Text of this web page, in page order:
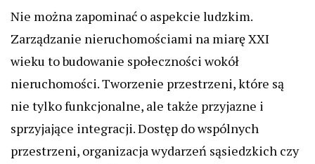
Nie można zapominać o aspekcie ludzkim.
Zarządzanie nieruchomościami na miarę XXI
wieku to budowanie społeczności wokół
nieruchomości. Tworzenie przestrzeni, które są
nie tylko funkcjonalne, ale także przyjazne i
sprzyjające integracji. Dostęp do wspólnych
przestrzeni, organizacja wydarzeń sąsiedzkich czy